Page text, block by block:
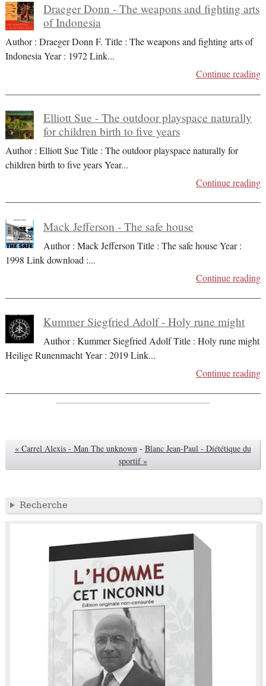
Draeger Donn - The weapons and fighting arts
of Indonesia
Author : Draeger Donn F. Title : The weapons and fighting arts of
Indonesia Year : 1972 Link...
Continue reading
Elliott Sue - The outdoor playspace naturally
for children birth to five years
Author : Elliott Sue Title : The outdoor playspace naturally for
children birth to five years Year...
Continue reading
Mack Jefferson - The safe house
Author : Mack Jefferson Title : The safe house Year :
1998 Link download :...
Continue reading
Kummer Siegfried Adolf - Holy rune might
Author : Kummer Siegfried Adolf Title : Holy rune might
Heilige Runenmacht Year : 2019 Link...
Continue reading
« Carrel Alexis - Man The unknown - Blanc Jean-Paul - Diététique du
sportif »
Recherche